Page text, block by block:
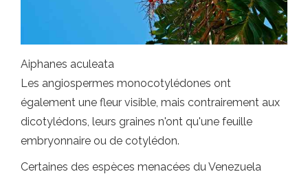
Aiphanes aculeata
Les angiospermes monocotylédones ont
également une fleur visible, mais contrairement aux
dicotylédons, leurs graines n'ont qu'une feuille
embryonnaire ou de cotylédon.
Certaines des espèces menacées du Venezuela